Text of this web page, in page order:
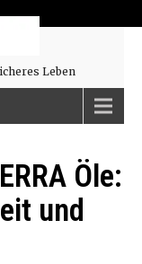
Leben
Öle:
und